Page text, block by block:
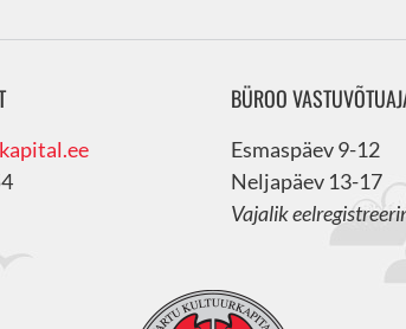
BÜROO
Esmaspäev 9-12
Neljapäev 13-17
Vajalik